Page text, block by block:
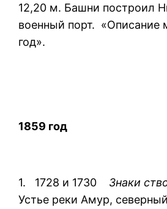
12,20 м. Башни построил
военный порт. «Описание
год».
1859 год
1. 1728 и 1730 Знаки
Устье реки Амур,